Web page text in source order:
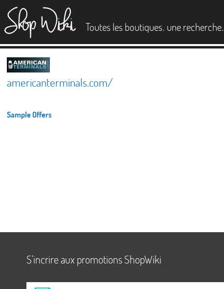
Toutes les boutiques. une recherche.
americanterminals.com/
Sample Offers
S'incrire aux promotions ShopWiki